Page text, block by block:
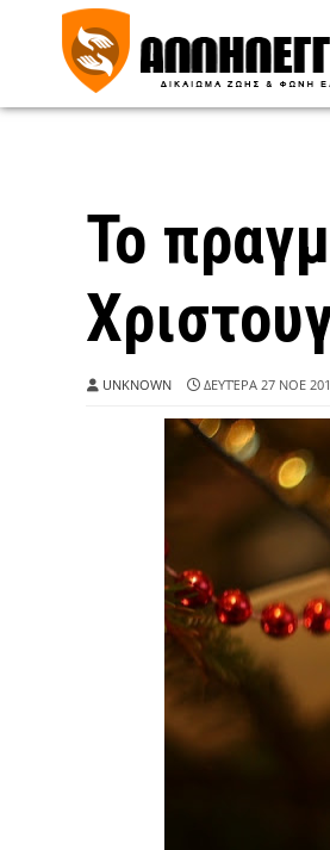
Το
UNKNOWN ΔΕΥΤΈΡΑ 27 ΝΟΕ